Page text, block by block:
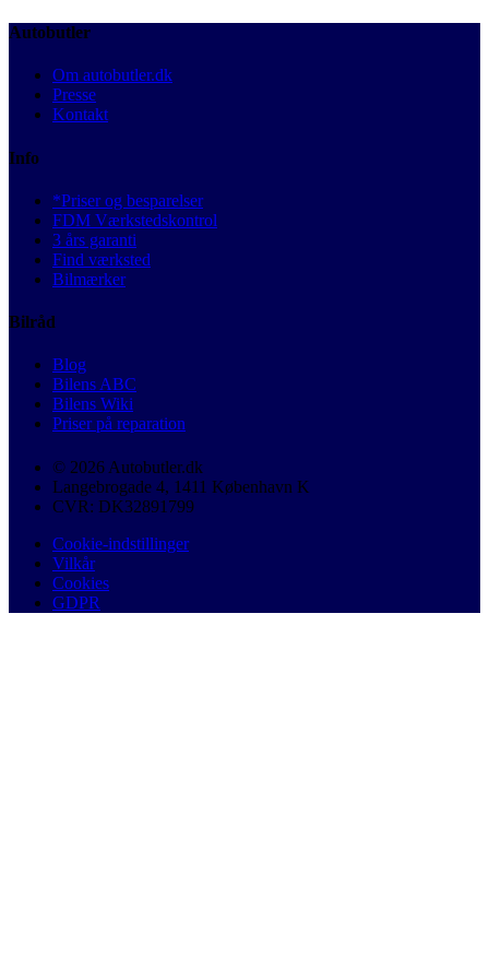
Autobutler
Om autobutler.dk
Presse
Kontakt
Info
*Priser og besparelser
FDM Værkstedskontrol
3 års garanti
Find værksted
Bilmærker
Bilråd
Blog
Bilens ABC
Bilens Wiki
Priser på reparation
© 2026 Autobutler.dk
Langebrogade 4, 1411 København K
CVR: DK32891799
Cookie-indstillinger
Vilkår
Cookies
GDPR